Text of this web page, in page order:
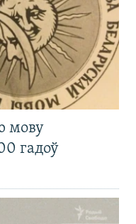
мову
гадоў